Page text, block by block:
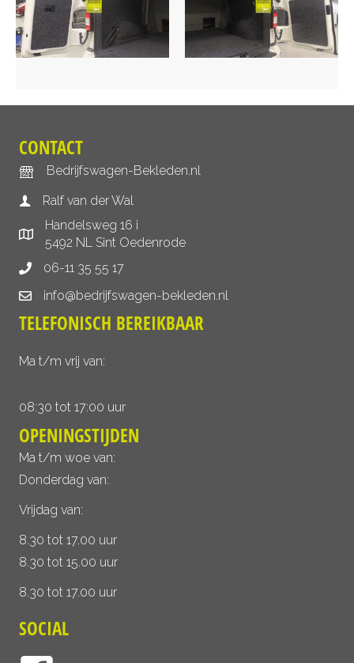
CONTACT
Bedrijfswagen-Bekleden.nl
Ralf van der Wal
Handelsweg 16 i
5492 NL Sint Oedenrode
06-11 35 55 17
info@bedrijfswagen-bekleden.nl
TELEFONISCH BEREIKBAAR
Ma t/m vrij van:
08:30 tot 17:00 uur
OPENINGSTIJDEN
Ma t/m woe van:
Donderdag van:
Vrijdag van:
8.30 tot 17.00 uur
8.30 tot 15.00 uur
8.30 tot 17.00 uur
SOCIAL